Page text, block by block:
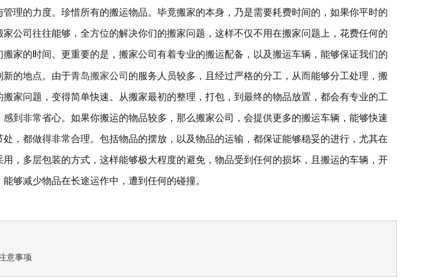
理的力度。珍惜所有的搬运物品。 毕竟搬家的本身，乃是需要耗费时间的，如果你平时的
公司往往能够，全方位的解决你们的搬家问题，这样不仅不用在搬家问题上，花费任何的
家的时间。更重要的是，搬家公司有着专业的搬运配备，以及搬运车辆，能够保证我们的
的地点。 由于青岛搬家公司的服务人员较多，且经过严格的分工，从而能够分工处理，搬
家问题，变得简单快速。从搬家最初的整理，打包，到最终的物品放置，都会有专业的工
到非常省心。如果你搬运的物品较多，那么搬家公司，会提供更多的搬运车辆，能够快速
，都做得非常合理。 包括物品的摆放，以及物品的运输，都保证能够稳妥的进行，尤其在
，多层包装的方式，这样能够极大程度的避免，物品受到任何的损坏，且搬运的车辆，开
够减少物品在长途运作中，遭到任何的碰撞。
意事项